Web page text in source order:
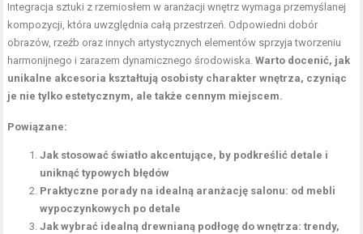
Integracja sztuki z rzemiosłem w aranżacji wnętrz wymaga przemyślanej
kompozycji, która uwzględnia całą przestrzeń. Odpowiedni dobór
obrazów, rzeźb oraz innych artystycznych elementów sprzyja tworzeniu
harmonijnego i zarazem dynamicznego środowiska.Warto docenić, jak
unikalne akcesoria kształtują osobisty charakter wnętrza, czyniąc
je nie tylko estetycznym, ale także cennym miejscem.
Powiązane:
Jak stosować światło akcentujące, by podkreślić detale i
uniknąć typowych błędów
Praktyczne porady na idealną aranżację salonu: od mebli
wypoczynkowych po detale
Jak wybrać idealną drewnianą podłogę do wnętrza: trendy,